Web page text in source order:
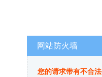
网站防火墙
您的请求带有不合